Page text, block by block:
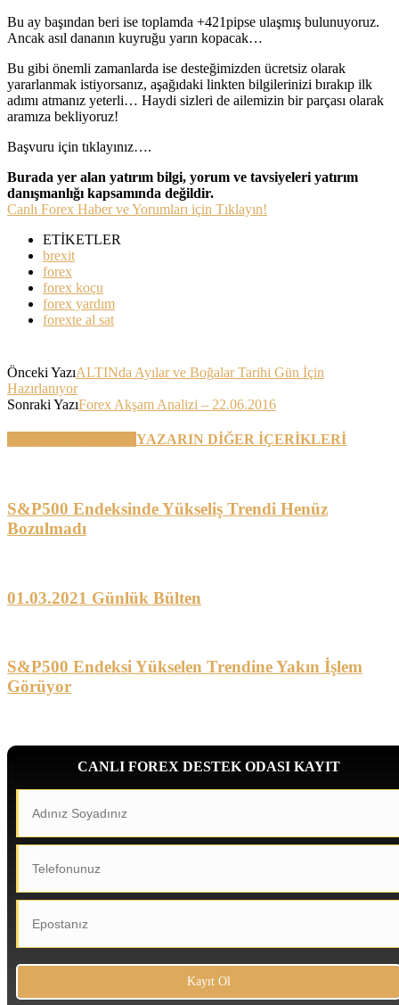
Bu ay başından beri ise toplamda +421pipse ulaşmış bulunuyoruz.
Ancak asıl dananın kuyruğu yarın kopacak…
Bu gibi önemli zamanlarda ise desteğimizden ücretsiz olarak
yararlanmak istiyorsanız, aşağıdaki linkten bilgilerinizi bırakıp ilk
adımı atmanız yeterli… Haydi sizleri de ailemizin bir parçası olarak
aramıza bekliyoruz!
Başvuru için tıklayınız….
Burada yer alan yatırım bilgi, yorum ve tavsiyeleri yatırım
danışmanlığı kapsamında değildir.
Canlı Forex Haber ve Yorumları için Tıklayın!
ETİKETLER
brexit
forex
forex koçu
forex yardım
forexte al sat
Önceki YazıALTINda Ayılar ve Boğalar Tarihi Gün İçin
Hazırlanıyor
Sonraki YazıForex Akşam Analizi – 22.06.2016
YAZARIN DİĞER İÇERİKLERİ
S&P500 Endeksinde Yükseliş Trendi Henüz
Bozulmadı
01.03.2021 Günlük Bülten
S&P500 Endeksi Yükselen Trendine Yakın İşlem
Görüyor
CANLI FOREX DESTEK ODASI KAYIT